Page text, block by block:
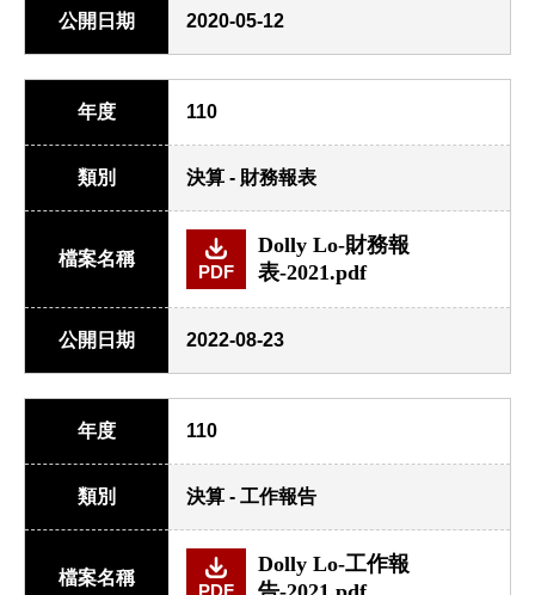
公開日期 2020-05-12
年度 110
類別 決算 - 財務報表
檔案名稱
PDF
Dolly Lo-財務報
表-2021.pdf
公開日期 2022-08-23
年度 110
類別 決算 - 工作報告
檔案名稱
PDF
Dolly Lo-工作報